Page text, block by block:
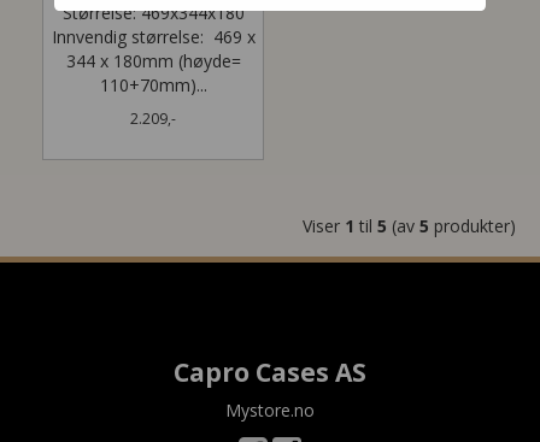
Størrelse: 469x344x180
Innvendig størrelse: 469 x
344 x 180mm (høyde=
110+70mm)...
2.209,-
Viser 1 til 5 (av 5 produkter)
Capro Cases AS
Mystore.no